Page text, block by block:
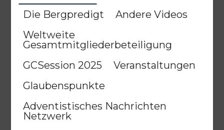
BALD KOMMT DER KÖNIG | 30.07.2026 |
Bald kommt
30/07/2026 6 Minuten
Die Bergpredigt
Andere Videos
Weltweite
Gesamtmitgliederbeteiligung
GCSession 2025
Veranstaltungen
Glaubenspunkte
Adventistisches Nachrichten
Netzwerk